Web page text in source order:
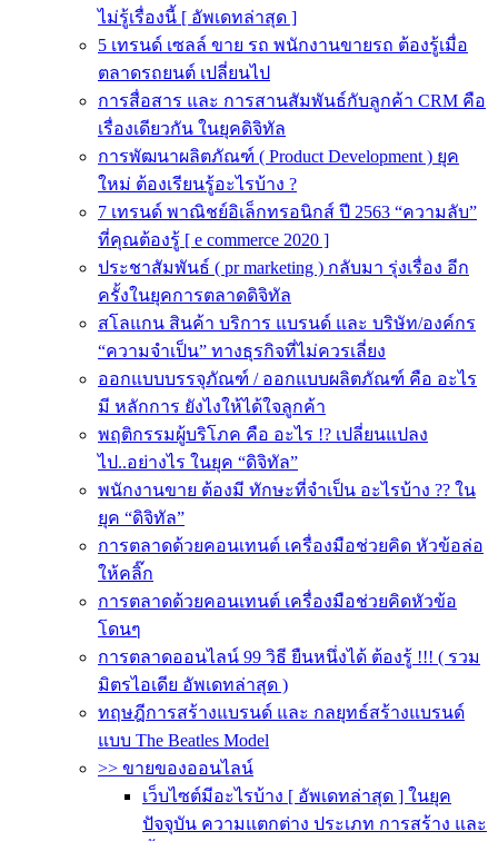
ไม่รู้เรื่องนี้ [ อัพเดทล่าสุด ]
5 เทรนด์ เซลล์ ขาย รถ พนักงานขายรถ ต้องรู้เมื่อ
ตลาดรถยนต์ เปลี่ยนไป
การสื่อสาร และ การสานสัมพันธ์กับลูกค้า CRM คือ
เรื่องเดียวกัน ในยุคดิจิทัล
การพัฒนาผลิตภัณฑ์ ( Product Development ) ยุค
ใหม่ ต้องเรียนรู้อะไรบ้าง ?
7 เทรนด์ พาณิชย์อิเล็กทรอนิกส์ ปี 2563 “ความลับ”
ที่คุณต้องรู้ [ e commerce 2020 ]
ประชาสัมพันธ์ ( pr marketing ) กลับมา รุ่งเรื่อง อีก
ครั้งในยุคการตลาดดิจิทัล
สโลแกน สินค้า บริการ แบรนด์ และ บริษัท/องค์กร
“ความจำเป็น” ทางธุรกิจที่ไม่ควรเลี่ยง
ออกแบบบรรจุภัณฑ์ / ออกแบบผลิตภัณฑ์ คือ อะไร
มี หลักการ ยังไงให้ได้ใจลูกค้า
พฤติกรรมผู้บริโภค คือ อะไร !? เปลี่ยนแปลง
ไป..อย่างไร ในยุค “ดิจิทัล”
พนักงานขาย ต้องมี ทักษะที่จำเป็น อะไรบ้าง ?? ใน
ยุค “ดิจิทัล”
การตลาดด้วยคอนเทนต์ เครื่องมือช่วยคิด หัวข้อล่อ
ให้คลิ๊ก
การตลาดด้วยคอนเทนต์ เครื่องมือช่วยคิดหัวข้อ
โดนๆ
การตลาดออนไลน์ 99 วิธี ยืนหนึ่งได้ ต้องรู้ !!! ( รวม
มิตรไอเดีย อัพเดทล่าสุด )
ทฤษฎีการสร้างแบรนด์ และ กลยุทธ์สร้างแบรนด์
แบบ The Beatles Model
>> ขายของออนไลน์
เว็บไซต์มีอะไรบ้าง [ อัพเดทล่าสุด ] ในยุค
ปัจจุบัน ความแตกต่าง ประเภท การสร้าง และ